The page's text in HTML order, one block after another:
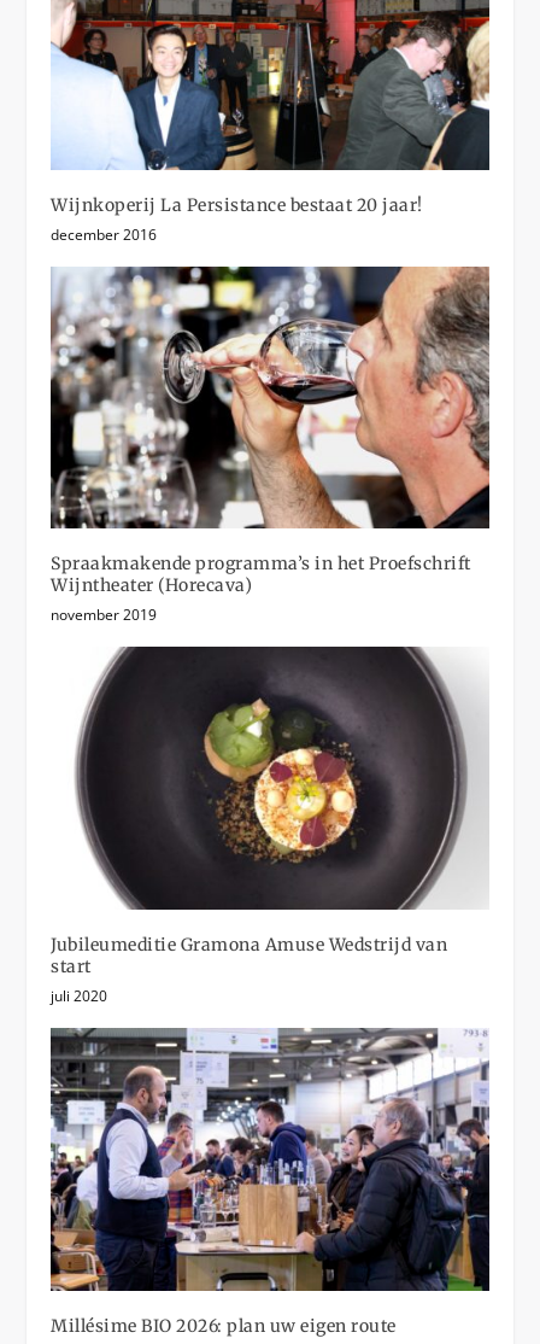
Wijnkoperij La Persistance bestaat 20 jaar!
december 2016
Spraakmakende programma’s in het Proefschrift
Wijntheater (Horecava)
november 2019
Jubileumeditie Gramona Amuse Wedstrijd van
start
juli 2020
Millésime BIO 2026: plan uw eigen route